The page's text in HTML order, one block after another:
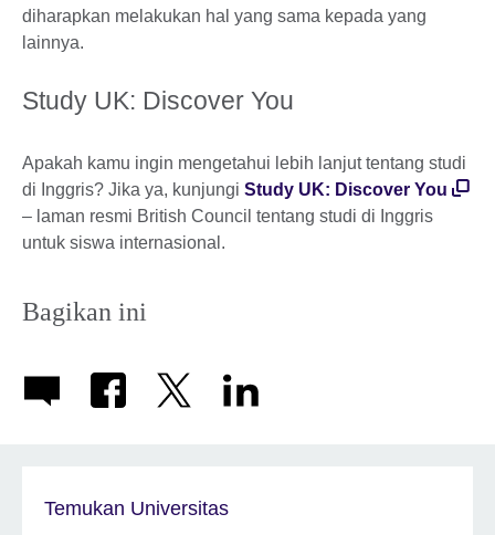
diharapkan melakukan hal yang sama kepada yang
lainnya.
Study UK: Discover You
Apakah kamu ingin mengetahui lebih lanjut tentang studi
di Inggris? Jika ya, kunjungi Study UK: Discover You
– laman resmi British Council tentang studi di Inggris
untuk siswa internasional.
Bagikan ini
Temukan Universitas